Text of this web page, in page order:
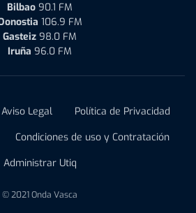
Bilbao 90.1 FM
106.9 FM
Gasteiz 98.0 FM
Iruña 96.0 FM
Aviso Legal
Política de Privacidad
Condiciones de uso y Contratación
Administrar Utiq
© 2021 Onda Vasca